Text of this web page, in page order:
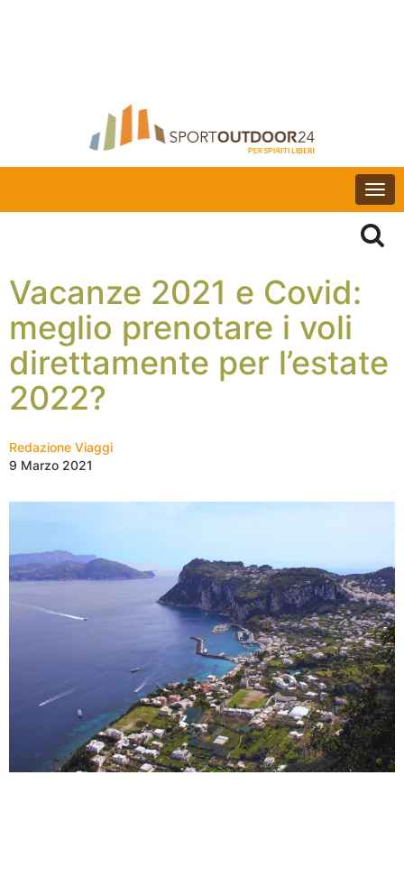
Vacanze 2021 e Covid:
meglio prenotare i voli
direttamente per l’estate
2022?
Redazione Viaggi
9 Marzo 2021